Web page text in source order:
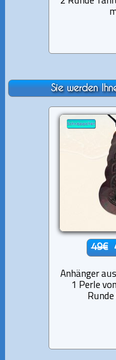
Sie werden
49€
Anhänger
1 Perle
Runde